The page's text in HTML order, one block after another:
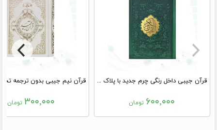
قرآن جیبی داخل رنگی چرم جدید با پلاک وسط
۶۰۰,۰۰۰ تومان ۳۰۰,۰۰۰ تومان